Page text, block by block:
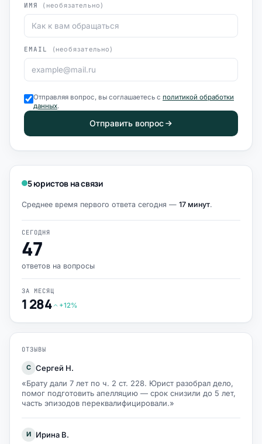
ИМЯ (необязательно)
EMAIL (необязательно)
Отправляя вопрос, вы соглашаетесь с политикой обработки
данных.
Отправить вопрос
5 юристов на связи
Среднее время первого ответа сегодня — 17 минут.
СЕГОДНЯ
47
ответов на вопросы
ЗА МЕСЯЦ
1 284 +12%
ОТЗЫВЫ
С Сергей Н.
«Брату дали 7 лет по ч. 2 ст. 228. Юрист разобрал дело,
помог подготовить апелляцию — срок снизили до 5 лет,
часть эпизодов переквалифицировали.»
И
Ирина В.